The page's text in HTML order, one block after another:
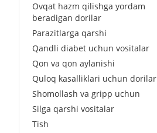
Ovqat hazm qilishga yordam
beradigan dorilar
Parazitlarga qarshi
Qandli diabet uchun vositalar
Qon va qon aylanishi
Quloq kasalliklari uchun dorilar
Shomollash va gripp uchun
Silga qarshi vositalar
Tish